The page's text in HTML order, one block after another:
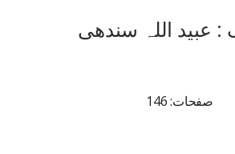
عبید اللہ سندھی
صفحات: 146